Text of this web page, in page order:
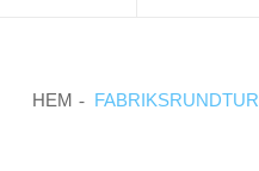
HEM FABRIKSRUNDTUR